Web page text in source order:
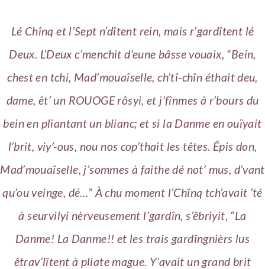
Lé Chînq et l’Sept n’dîtent rein, mais r’gardîtent lé
Deux. L’Deux c’menchit d’eune bâsse vouaix, “Bein,
chest en tchi, Mad’mouaîselle, ch’tî-chîn éthait deu,
dame, êt’ un ROUOGE rôsyi, et j’fînmes à r’bours du
bein en pliantant un blianc; et si la Danme en ouïyait
l’brit, viy’-ous, nou nos cop’thait les têtes. Épis don,
Mad’mouaîselle, j’sommes à faithe dé not’ mus, d’vant
qu’ou veinge, dé…” À chu moment l’Chînq tch’avait ‘té
à seurvilyi nèrveusement l’gardîn, s’êbriyit, “La
Danme! La Danme!! et les trais gardîngnièrs lus
êtrav’lîtent à pliate mague. Y’avait un grand brit